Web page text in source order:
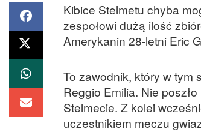
Kibice Stelmetu chyba
zespołowi dużą ilość
Amerykanin 28-letni Eric
To zawodnik, który w tym
Reggio Emilia. Nie
Stelmecie. Z kolei
uczestnikiem meczu